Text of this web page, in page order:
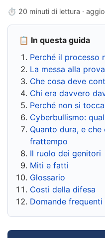
⏱ 20 minuti di lettura ·
📋 In questa guida
Perché il processo
La messa alla
Che cosa deve
Chi era davvero
Perché non si
Cyberbullismo:
Quanto dura, e
frattempo
Il ruolo dei genitori
Miti e fatti
Glossario
Costi della difesa
Domande frequenti